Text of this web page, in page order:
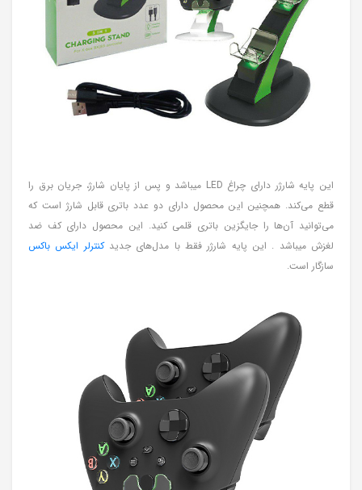
این پایه شارژر دارای چراغ LED میباشد و پس از پایان شارژ، جریان برق را
قطع می‌کند. همچنین این محصول دارای دو عدد باتری قابل شارژ است که
می‌توانید آن‌ها را جایگزین باتری قلمی کنید. این محصول دارای کف ضد
لغزش میباشد . این پایه شارژر فقط با مدل‌های جدیدکنترلر ایکس باکس
سازگار است.